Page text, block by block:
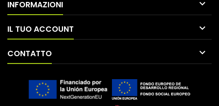
INFORMAZIONI 
IL TUO ACCOUNT 
CONTATTO 